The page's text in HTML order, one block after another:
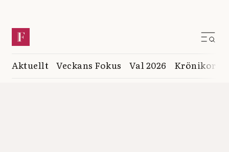
Aktuellt Veckans Fokus Val 2026 Krönikor